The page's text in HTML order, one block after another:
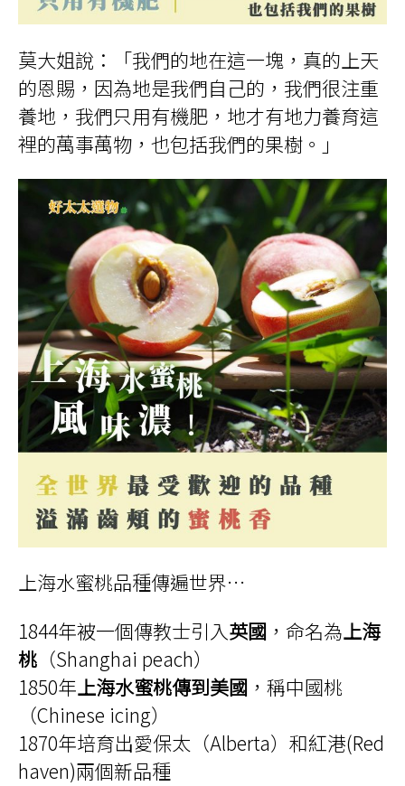
莫大姐說：「我們的地在這一塊，真的上天
的恩賜，因為地是我們自己的，我們很注重
養地，我們只用有機肥，地才有地力養育這
裡的萬事萬物，也包括我們的果樹。」
上海水蜜桃品種傳遍世界…
1844年被一個傳教士引入英國 ，命名為上海
桃 （Shanghai peach）
1850年上海水蜜桃傳到美國 ，稱中國桃
（Chinese icing）
1870年培育出愛保太（Alberta）和紅港(Red
haven)兩個新品種